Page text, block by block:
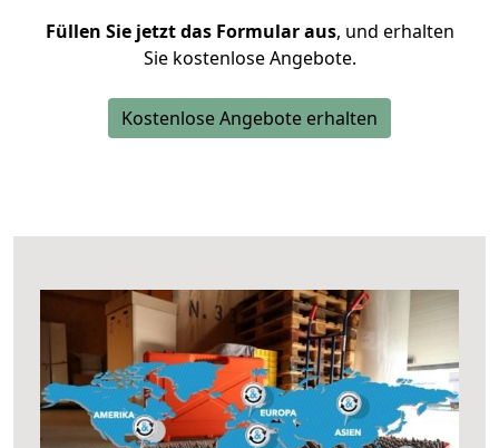
Füllen Sie jetzt das Formular aus, und erhalten
Sie kostenlose Angebote.
Kostenlose Angebote erhalten